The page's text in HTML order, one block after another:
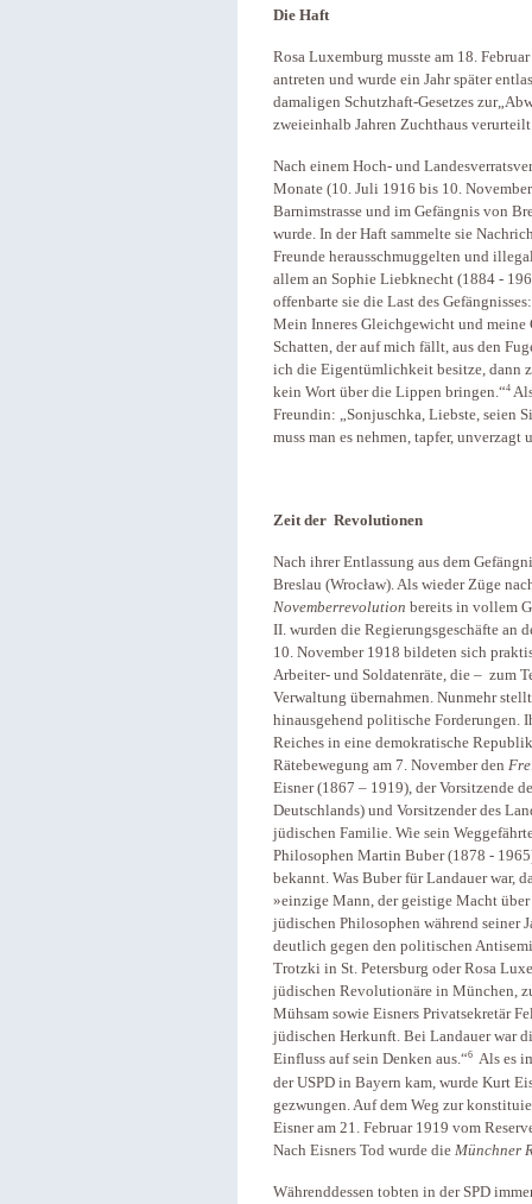
Die Haft
Rosa Luxemburg musste am 18.
antreten und wurde ein Jahr später
damaligen Schutzhaft-Gesetzes
zweieinhalb Jahren Zuchthaus
Nach einem Hoch- und
Monate (10. Juli 1916 bis 10.
Barnimstrasse und im Gefängnis von
wurde. In der Haft sammelte sie
Freunde herausschmuggelten und
allem an Sophie Liebknecht (1884 -
offenbarte sie die Last des
Mein Inneres Gleichgewicht und
Schatten, der auf mich fällt, aus den
ich die Eigentümlichkeit besitze, dann
kein Wort über die Lippen bringen.“4
Freundin: „Sonjuschka, Liebste, seien
muss man es nehmen, tapfer,
Zeit der Revolutionen
Nach ihrer Entlassung aus dem
Breslau (Wrocław). Als wieder Züge
Novemberrevolution bereits in vollem
II. wurden die Regierungsgeschäfte an
10. November 1918 bildeten sich
Arbeiter- und Soldatenräte, die – zum
Verwaltung übernahmen. Nunmehr
hinausgehend politische Forderungen.
Reiches in eine demokratische
Rätebewegung am 7. November den
Eisner (1867 – 1919), der Vorsitzende
Deutschlands) und Vorsitzender des
jüdischen Familie. Wie sein
Philosophen Martin Buber (1878 -
bekannt. Was Buber für Landauer war,
»einzige Mann, der geistige Macht
jüdischen Philosophen während seiner
deutlich gegen den politischen
Trotzki in St. Petersburg oder Rosa
jüdischen Revolutionäre in München,
Mühsam sowie Eisners Privatsekretär
jüdischen Herkunft. Bei Landauer war
Einfluss auf sein Denken aus.“6 Als es
der USPD in Bayern kam, wurde Kurt
gezwungen. Auf dem Weg zur
Eisner am 21. Februar 1919 vom
Nach Eisners Tod wurde die Münchner
Währenddessen tobten in der SPD